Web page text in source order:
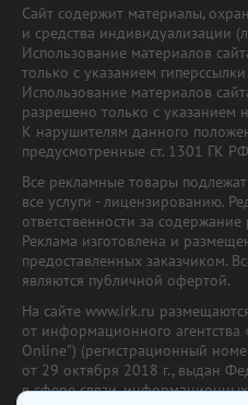
Сайт содержит материалы,
и средства индивидуализации
Использование материалов
только с указанием
Использование материалов
разрешено только с указанием
К нарушителям данного
предусмотренные ст. 1301 ГК
Все рекламные товары
все услуги - лицензированию.
ответственности за
Реклама изготовлена и
предоставленных заказчиком.
являются публичной офертой.
На сайте www.irk.ru
от информационного
Online") (регистрационный
от 29 октября 2018 г., выдан
в сфере связи,